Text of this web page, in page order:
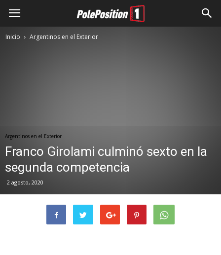
Inicio Argentinos en el Exterior
Argentinos en el Exterior
Franco Girolami culminó sexto en la
segunda competencia
2 agosto, 2020